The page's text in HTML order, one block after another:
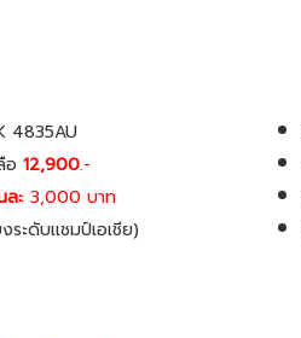
4835AU
อ 12,900.-
ละ 3,000 บาท
ะดับเเชมป์เอเชีย)